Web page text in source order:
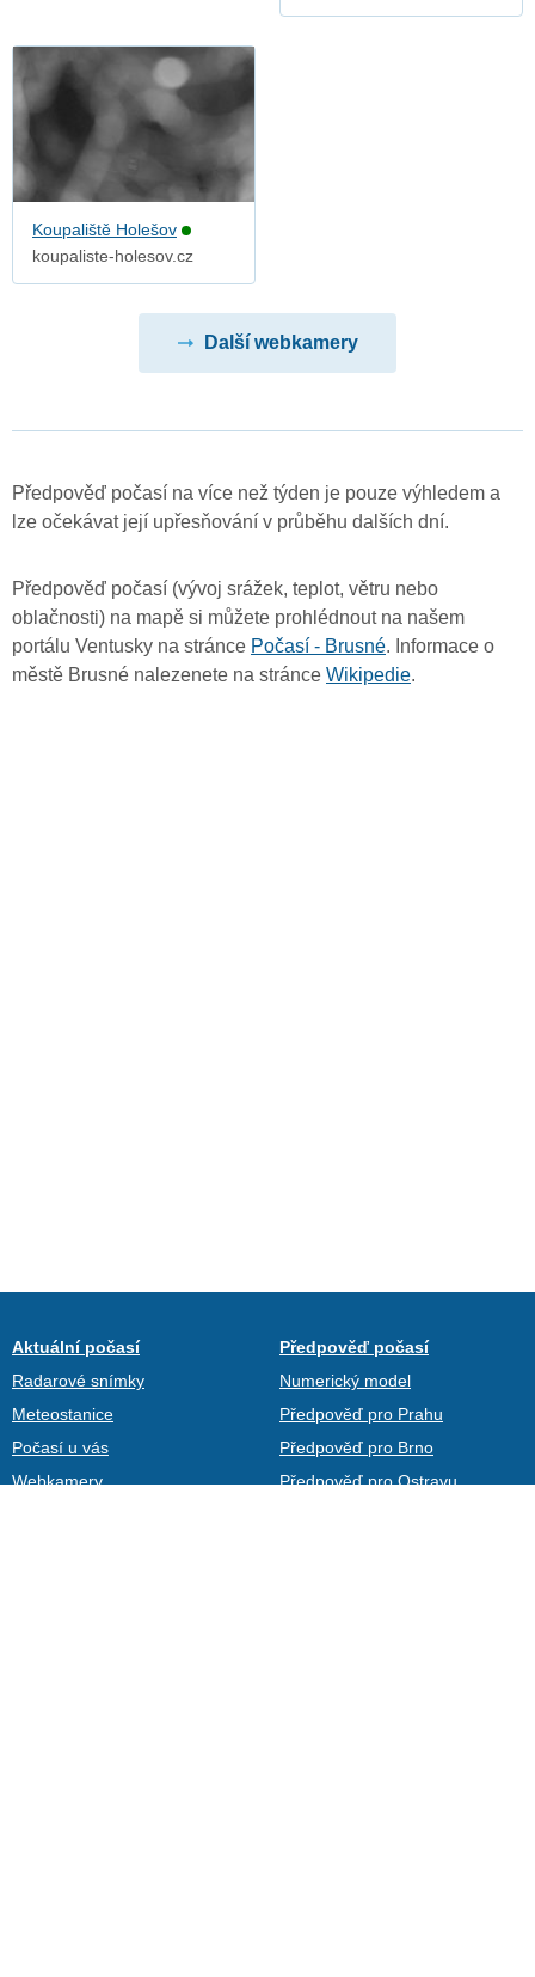
Koupaliště Holešov
koupaliste-holesov.cz
Další webkamery
Předpověď počasí na více než týden je pouze výhledem a
lze očekávat její upřesňování v průběhu dalších dní.
Předpověď počasí (vývoj srážek, teplot, větru nebo
oblačnosti) na mapě si můžete prohlédnout na našem
portálu Ventusky na stránce Počasí - Brusné. Informace o
městě Brusné nalezenete na stránce Wikipedie.
Aktuální počasí
Radarové snímky
Meteostanice
Počasí u vás
Webkamery
Předpověď počasí
Numerický model
Předpověď pro Prahu
Předpověď pro Brno
Předpověď pro Ostravu